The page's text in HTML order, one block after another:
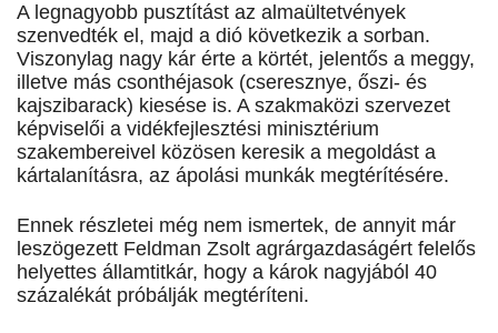
A legnagyobb pusztítást az almaültetvények
szenvedték el, majd a dió következik a sorban.
Viszonylag nagy kár érte a körtét, jelentős a meggy,
illetve más csonthéjasok (cseresznye, őszi- és
kajszibarack) kiesése is. A szakmaközi szervezet
képviselői a vidékfejlesztési minisztérium
szakembereivel közösen keresik a megoldást a
kártalanításra, az ápolási munkák megtérítésére.
Ennek részletei még nem ismertek, de annyit már
leszögezett Feldman Zsolt agrárgazdaságért felelős
helyettes államtitkár, hogy a károk nagyjából 40
százalékát próbálják megtéríteni.